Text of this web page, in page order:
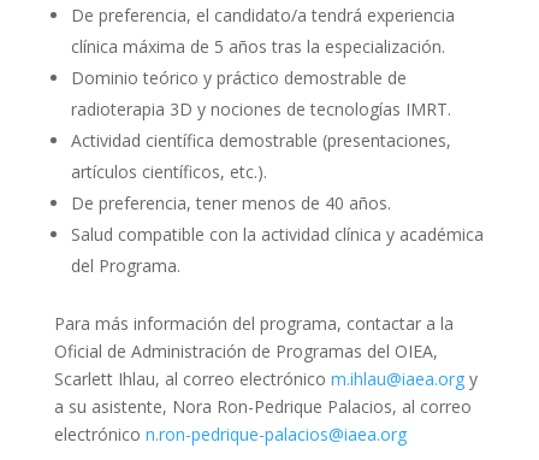
De preferencia, el candidato/a tendrá experiencia
clínica máxima de 5 años tras la especialización.
Dominio teórico y práctico demostrable de
radioterapia 3D y nociones de tecnologías IMRT.
Actividad científica demostrable (presentaciones,
artículos científicos, etc.).
De preferencia, tener menos de 40 años.
Salud compatible con la actividad clínica y académica
del Programa.
Para más información del programa, contactar a la
Oficial de Administración de Programas del OIEA,
Scarlett Ihlau, al correo electrónico m.ihlau@iaea.orgy
a su asistente, Nora Ron-Pedrique Palacios, al correo
electrónico n.ron-pedrique-palacios@iaea.org